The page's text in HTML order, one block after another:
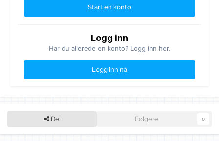
Start en konto
Logg inn
Har du allerede en konto? Logg inn her.
Logg inn nå
Del Følgere 0